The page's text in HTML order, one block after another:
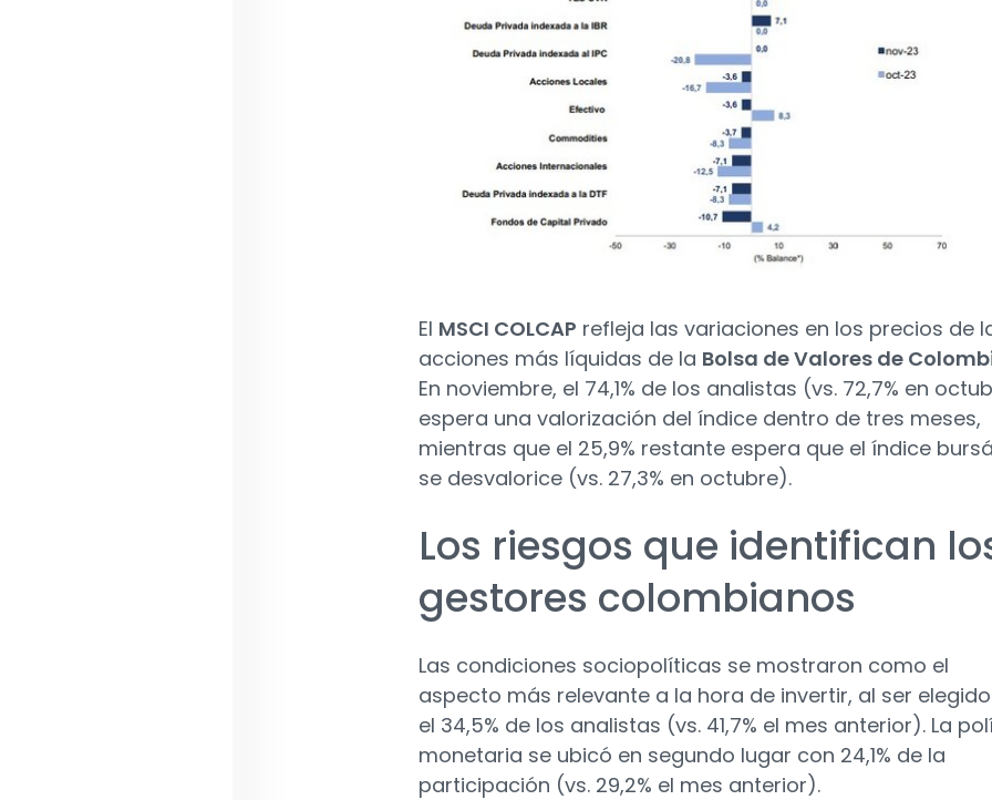
El MSCI COLCAP refleja las variaciones en los precios de
acciones más líquidas de la Bolsa de Valores de
En noviembre, el 74,1% de los analistas (vs. 72,7% en
espera una valorización del índice dentro de tres meses,
mientras que el 25,9% restante espera que el índice
se desvalorice (vs. 27,3% en octubre).
Los riesgos que identifican
gestores colombianos
Las condiciones sociopolíticas se mostraron como el
aspecto más relevante a la hora de invertir, al ser
el 34,5% de los analistas (vs. 41,7% el mes anterior). La
monetaria se ubicó en segundo lugar con 24,1% de la
participación (vs. 29,2% el mes anterior).